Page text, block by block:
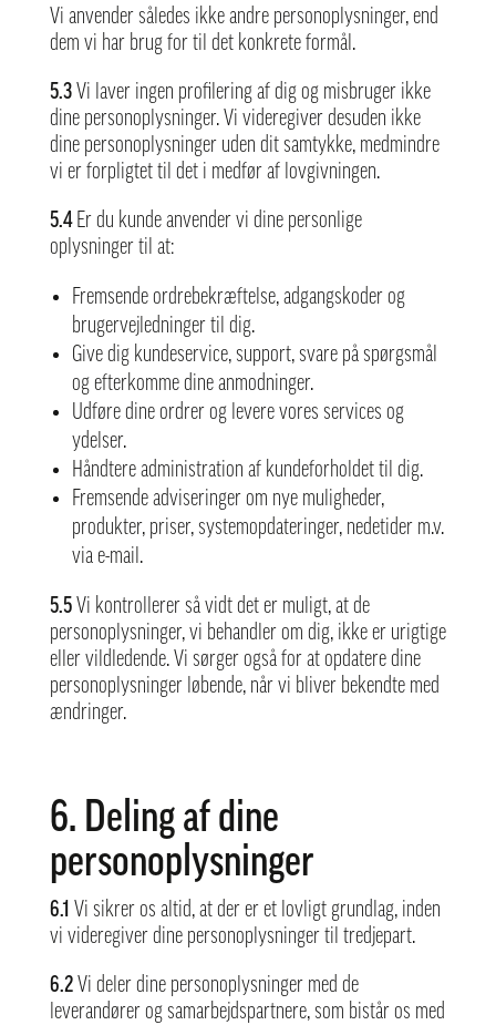
Vi anvender således ikke andre personoplysninger, end
dem vi har brug for til det konkrete formål.
5.3 Vi laver ingen profilering af dig og misbruger ikke
dine personoplysninger. Vi videregiver desuden ikke
dine personoplysninger uden dit samtykke, medmindre
vi er forpligtet til det i medfør af lovgivningen.
5.4 Er du kunde anvender vi dine personlige
oplysninger til at:
Fremsende ordrebekræftelse, adgangskoder og
brugervejledninger til dig.
Give dig kundeservice, support, svare på spørgsmål
og efterkomme dine anmodninger.
Udføre dine ordrer og levere vores services og
ydelser.
Håndtere administration af kundeforholdet til dig.
Fremsende adviseringer om nye muligheder,
produkter, priser, systemopdateringer, nedetider m.v.
via e-mail.
5.5 Vi kontrollerer så vidt det er muligt, at de
personoplysninger, vi behandler om dig, ikke er urigtige
eller vildledende. Vi sørger også for at opdatere dine
personoplysninger løbende, når vi bliver bekendte med
ændringer.
6. Deling af dine
personoplysninger
6.1 Vi sikrer os altid, at der er et lovligt grundlag, inden
vi videregiver dine personoplysninger til tredjepart.
6.2 Vi deler dine personoplysninger med de
leverandører og samarbejdspartnere, som bistår os med